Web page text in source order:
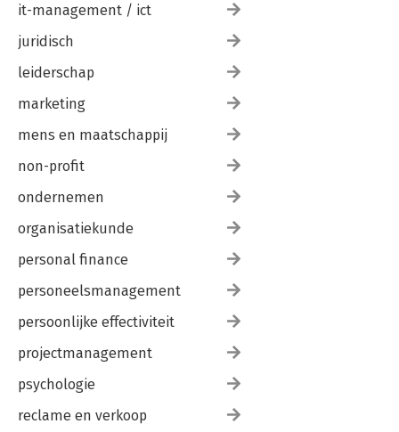
it-management / ict
juridisch
leiderschap
marketing
mens en maatschappij
non-profit
ondernemen
organisatiekunde
personal finance
personeelsmanagement
persoonlijke effectiviteit
projectmanagement
psychologie
reclame en verkoop